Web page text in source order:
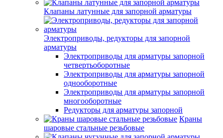
Клапаны латунные для запорной арматуры
Электроприводы, редукторы для запорной
арматуры
Электроприводы для арматуры запорной
четвертьоборотные
Электроприводы для арматуры запорной
однооборотные
Электроприводы для арматуры запорной
многооборотные
Редукторы для арматуры запорной
Краны
шаровые стальные резьбовые